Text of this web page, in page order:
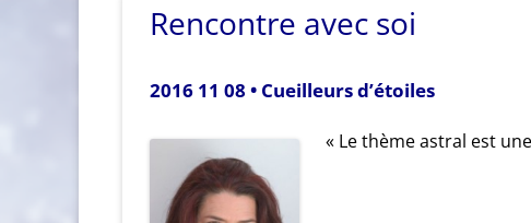
Rencontre avec soi
2016 11 08 • Cueilleurs d’étoiles
« Le thème astral est